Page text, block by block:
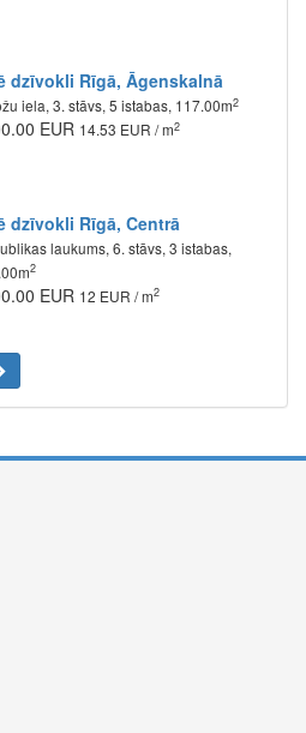
dzīvokli Rīgā, Āgenskalnā
iela, 3. stāvs, 5 istabas, 117.00m2
EUR 14.53 EUR / m2
dzīvokli Rīgā, Centrā
laukums, 6. stāvs, 3 istabas,
2
EUR 12 EUR / m2